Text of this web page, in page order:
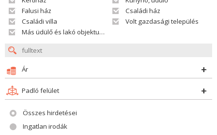
Falusi ház
Családi ház
Családi villa
Volt gazdasági település
Más üdülő és lakó objektumok
Ár
Padló felület
Összes hirdetései
Ingatlan irodák